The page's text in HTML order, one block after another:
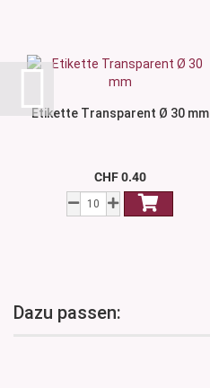
Etikette Transparent Ø 30 mm
CHF 0.40
Dazu passen: